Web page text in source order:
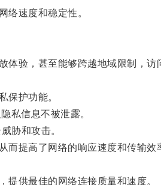
速度和稳定性。
验，甚至能够跨越地域限制，访
护功能。
私信息不被泄露。
胁和攻击。
提高了网络的响应速度和传输效
供最佳的网络连接质量和速度。